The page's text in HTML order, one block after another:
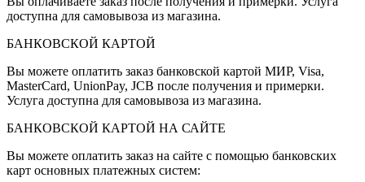
доступна для самовывоза из магазина.
БАНКОВСКОЙ КАРТОЙ
Вы можете оплатить заказ банковской картой МИР, Visa,
MasterCard, UnionPay, JCB после получения и примерки.
Услуга доступна для самовывоза из магазина.
БАНКОВСКОЙ КАРТОЙ НА САЙТЕ
Вы можете оплатить заказ на сайте с помощью банковских
карт основных платежных систем: